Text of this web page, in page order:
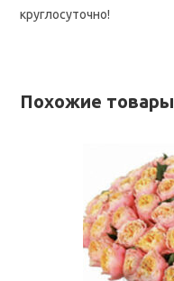
круглосуточно!
Похожие товары